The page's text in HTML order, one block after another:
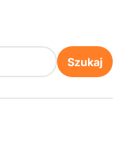
Szukaj